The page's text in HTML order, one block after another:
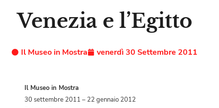
Venezia e l’Egitto
Il Museo in Mostra venerdì 30 Settembre 2011
Il Museo in Mostra
30 settembre 2011 – 22 gennaio 2012